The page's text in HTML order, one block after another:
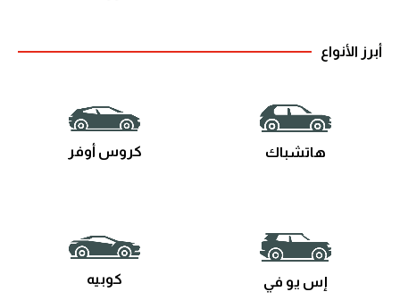
أبرز الأنواع
هاتشباك كروس أوفر
إس يو في كوبيه